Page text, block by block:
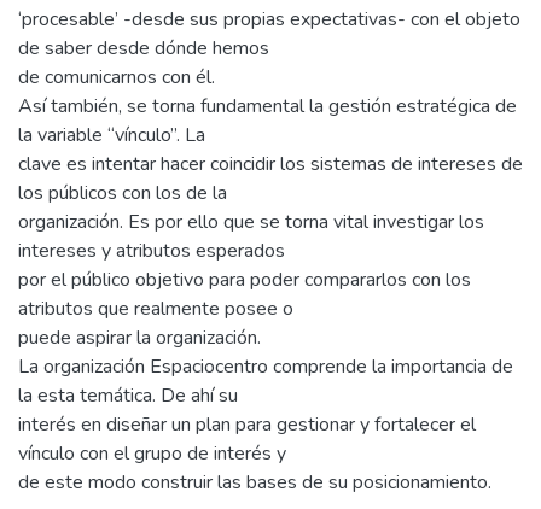
‘procesable’ -desde sus propias expectativas- con el objeto
de saber desde dónde hemos
de comunicarnos con él.
Así también, se torna fundamental la gestión estratégica de
la variable “vínculo”. La
clave es intentar hacer coincidir los sistemas de intereses de
los públicos con los de la
organización. Es por ello que se torna vital investigar los
intereses y atributos esperados
por el público objetivo para poder compararlos con los
atributos que realmente posee o
puede aspirar la organización.
La organización Espaciocentro comprende la importancia de
la esta temática. De ahí su
interés en diseñar un plan para gestionar y fortalecer el
vínculo con el grupo de interés y
de este modo construir las bases de su posicionamiento.